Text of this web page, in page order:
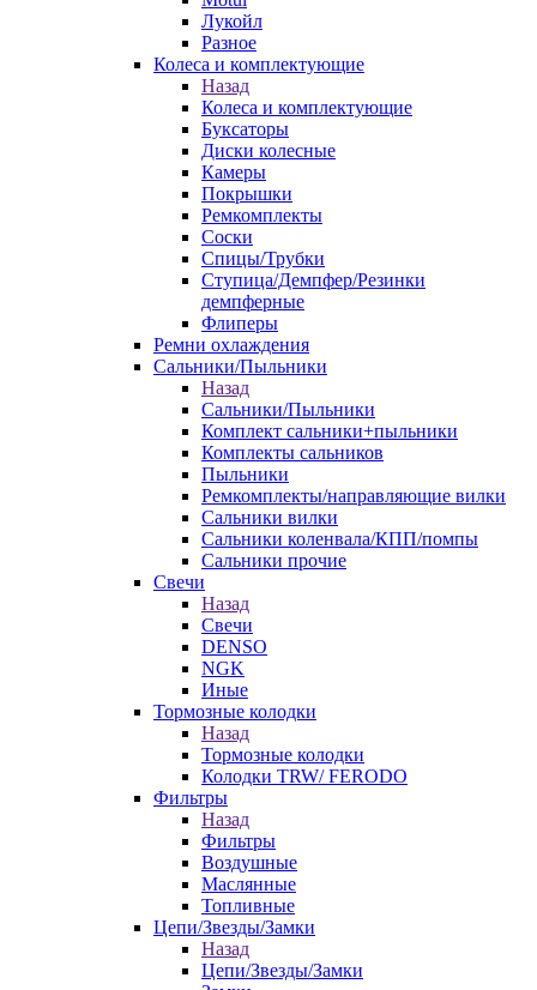
Лукойл
Разное
Колеса и комплектующие
Назад
Колеса и комплектующие
Буксаторы
Диски колесные
Камеры
Покрышки
Ремкомплекты
Соски
Спицы/Трубки
Ступица/Демпфер/Резинки
демпферные
Флиперы
Ремни охлаждения
Сальники/Пыльники
Назад
Сальники/Пыльники
Комплект сальники+пыльники
Комплекты сальников
Пыльники
Ремкомплекты/направляющие вилки
Сальники вилки
Сальники коленвала/КПП/помпы
Сальники прочие
Свечи
Назад
Свечи
DENSO
NGK
Иные
Тормозные колодки
Назад
Тормозные колодки
Колодки TRW/ FERODO
Фильтры
Назад
Фильтры
Воздушные
Маслянные
Топливные
Цепи/Звезды/Замки
Назад
Цепи/Звезды/Замки